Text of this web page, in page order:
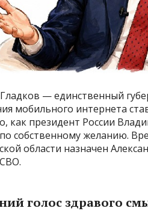
— единственный
мобильного интернета
как президент России
собственному желанию.
области назначен
голос здравого